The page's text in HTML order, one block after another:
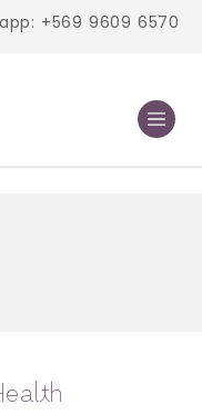
+569 9609 6570